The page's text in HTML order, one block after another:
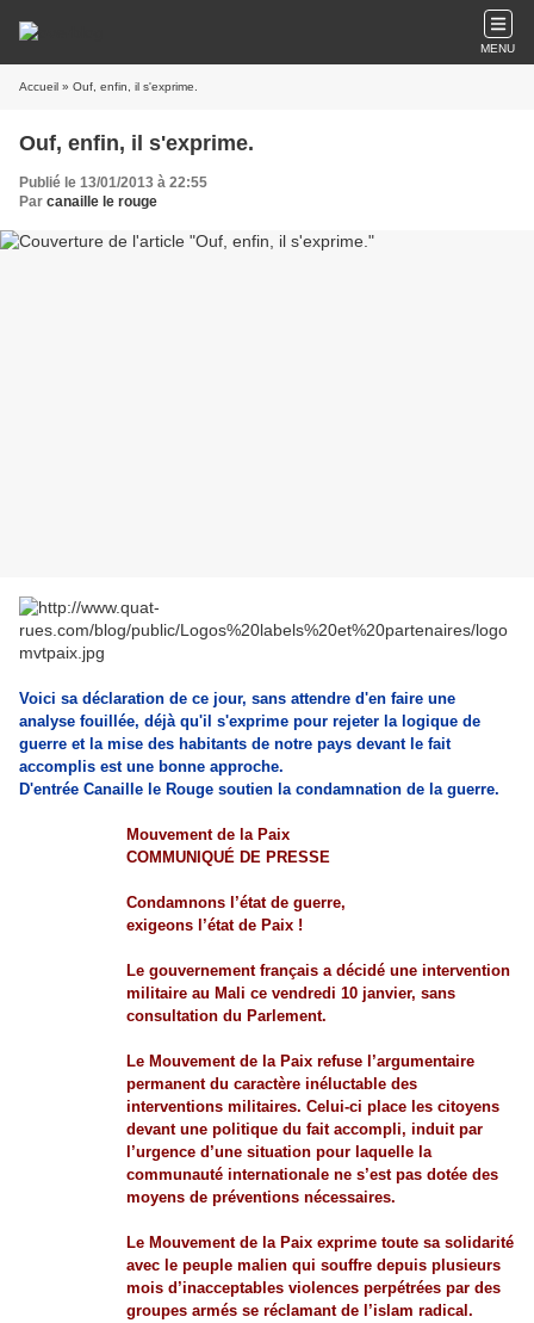
MENU
Accueil » Ouf, enfin, il s'exprime.
Ouf, enfin, il s'exprime.
Publié le 13/01/2013 à 22:55
Par canaille le rouge
Voici sa déclaration de ce jour, sans attendre d'en faire une
analyse fouillée, déjà qu'il s'exprime pour rejeter la logique de
guerre et la mise des habitants de notre pays devant le fait
accomplis est une bonne approche.
D'entrée Canaille le Rouge soutien la condamnation de la guerre.
Mouvement de la Paix
COMMUNIQUÉ DE PRESSE
Condamnons l’état de guerre,
exigeons l’état de Paix !
Le gouvernement français a décidé une intervention
militaire au Mali ce vendredi 10 janvier, sans
consultation du Parlement.
Le Mouvement de la Paix refuse l’argumentaire
permanent du caractère inéluctable des
interventions militaires. Celui-ci place les citoyens
devant une politique du fait accompli, induit par
l’urgence d’une situation pour laquelle la
communauté internationale ne s’est pas dotée des
moyens de préventions nécessaires.
Le Mouvement de la Paix exprime toute sa solidarité
avec le peuple malien qui souffre depuis plusieurs
mois d’inacceptables violences perpétrées par des
groupes armés se réclamant de l’islam radical.